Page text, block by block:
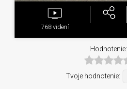
768videní
Hodnotenie:
Tvoje hodnotenie: